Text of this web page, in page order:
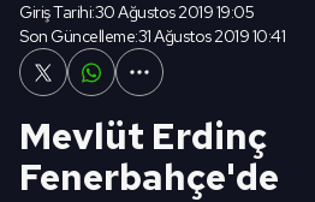
Giriş Tarihi:30 Ağustos 2019 19:05
Son Güncelleme:31 Ağustos 2019 10:41
Mevlüt Erdinç
Fenerbahçe'de